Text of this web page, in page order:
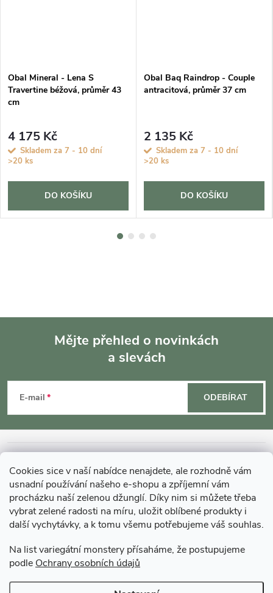
Cookies sice v naší nabídce nenajdete, ale rozhodně vám
usnadní používání našeho e-shopu a zpříjemní vám
procházku naší zelenou džunglí. Díky nim si můžete třeba
vybrat zelené radosti na míru, uložit oblíbené produkty i
další vychytávky, a k tomu všemu potřebujeme váš souhlas.
Na list variegátní monstery přísaháme, že postupujeme
podle Ochrany osobních údajů
Obal Mineral - Lena S
Travertine béžová, průměr 43
cm
4 175 Kč
Skladem za 7 - 10 dní
>20 ks
DO KOŠÍKU
Obal Baq Raindrop - Couple
antracitová, průměr 37 cm
2 135 Kč
Skladem za 7 - 10 dní
>20 ks
DO KOŠÍKU
p
a
Mějte přehled o novinkách
a slevách
E-mail ODEBÍRAT
MOHLO BY VÁS ZAJÍMAT
O GARDNERS
Gardners Design - Projekt, realizace a údržba zahrad a interiérů